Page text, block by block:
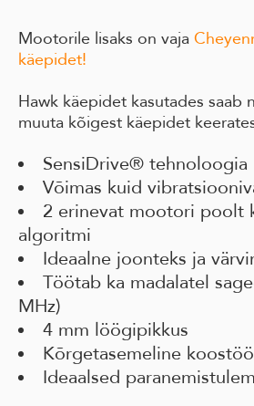
Mootorile lisaks on vaja
käepidet!
Hawk käepidet kasutades saab
muuta kõigest käepidet
SensiDrive® tehnoloogia
Võimas kuid
2 erinevat mootori poolt
algoritmi
Ideaalne joonteks ja
Töötab ka madalatel
MHz)
4 mm löögipikkus
Kõrgetasemeline
Ideaalsed